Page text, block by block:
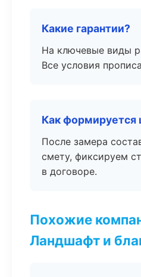
Какие гарантии?
На ключевые виды
Все условия
Как формируется
После замера
смету, фиксируем
в договоре.
Похожие
Ландшафт и